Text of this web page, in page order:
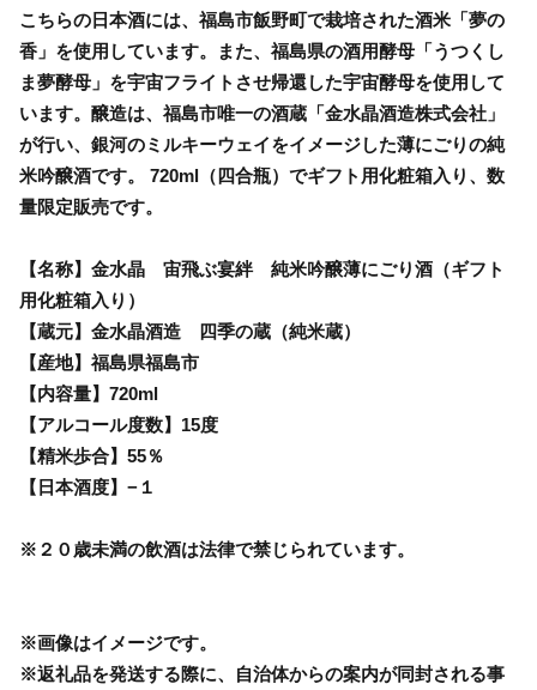
こちらの日本酒には、福島市飯野町で栽培された酒米「夢の
香」を使用しています。また、福島県の酒用酵母「うつくし
ま夢酵母」を宇宙フライトさせ帰還した宇宙酵母を使用して
います。醸造は、福島市唯一の酒蔵「金水晶酒造株式会社」
が行い、銀河のミルキーウェイをイメージした薄にごりの純
米吟醸酒です。 720ml（四合瓶）でギフト用化粧箱入り、数
量限定販売です。
【名称】金水晶 宙飛ぶ宴絆 純米吟醸薄にごり酒（ギフト
用化粧箱入り）
【蔵元】金水晶酒造 四季の蔵（純米蔵）
【産地】福島県福島市
【内容量】720ml
【アルコール度数】15度
【精米歩合】55％
【日本酒度】−１
※２０歳未満の飲酒は法律で禁じられています。
※画像はイメージです。
※返礼品を発送する際に、自治体からの案内が同封される事